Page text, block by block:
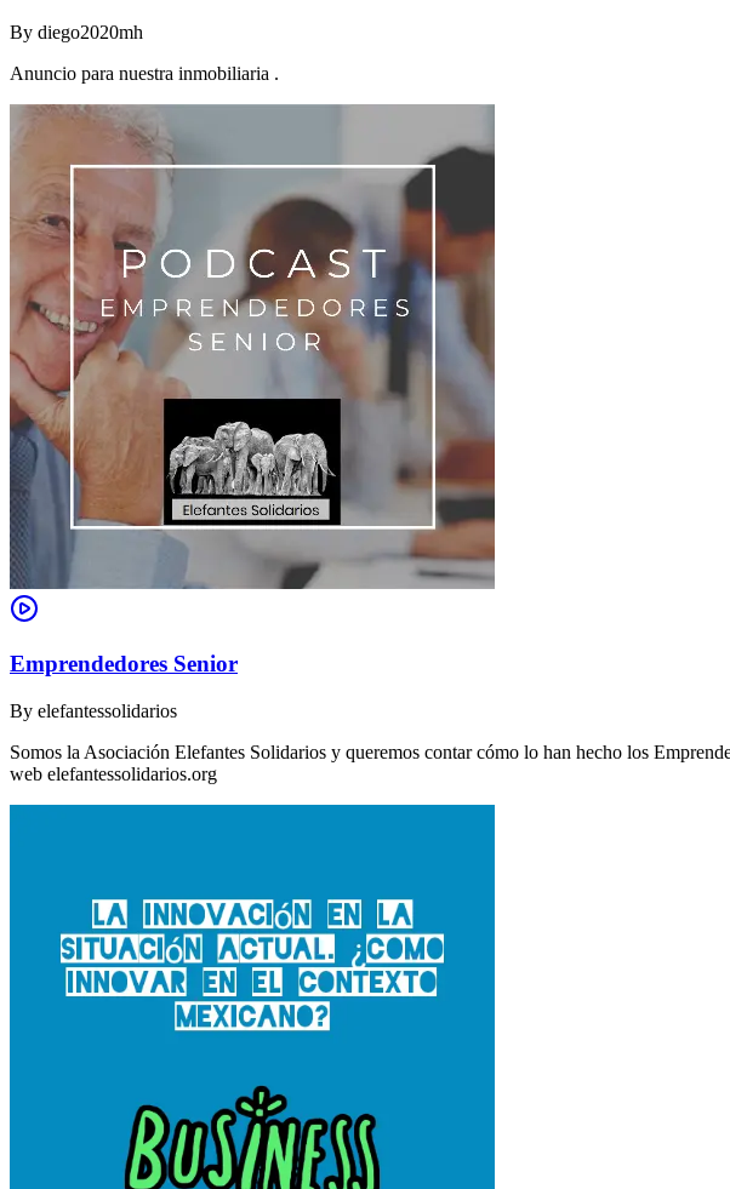
By diego2020mh
Anuncio para nuestra inmobiliaria .
Emprendedores Senior
By elefantessolidarios
Somos la Asociación Elefantes Solidarios y queremos contar cómo lo han hecho los
web elefantessolidarios.org